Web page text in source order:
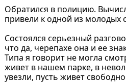
Обратился в полицию.
привели к одной из молодых
Состоялся серьезный
что да, черепахе она и ее
Типа я говорит не могла
живет в нашем парке, в
увезли, пусть живет